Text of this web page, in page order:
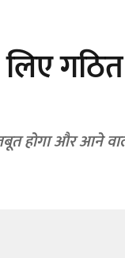
लिए
होगा और आने